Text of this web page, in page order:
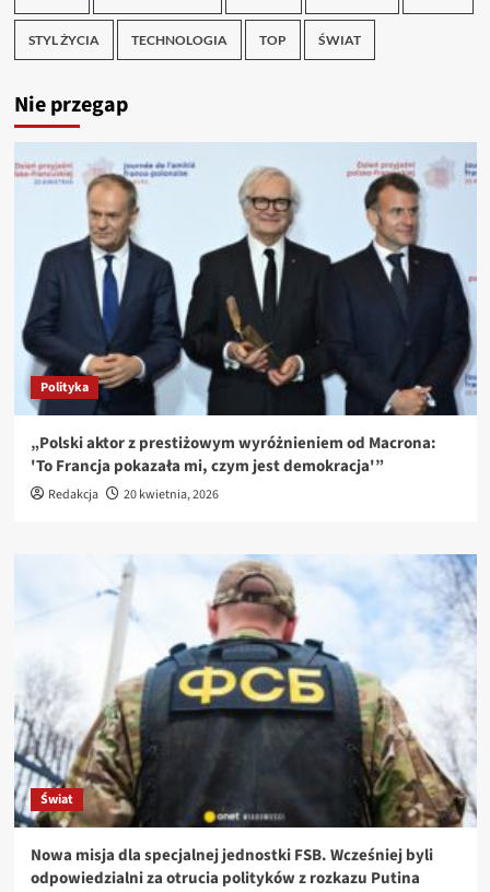
STYL ŻYCIA TECHNOLOGIA TOP ŚWIAT
Nie przegap
Polityka
„Polski aktor z prestiżowym wyróżnieniem od Macrona:
'To Francja pokazała mi, czym jest demokracja'”
Redakcja 20 kwietnia, 2026
Świat
Nowa misja dla specjalnej jednostki FSB. Wcześniej byli
odpowiedzialni za otrucia polityków z rozkazu Putina